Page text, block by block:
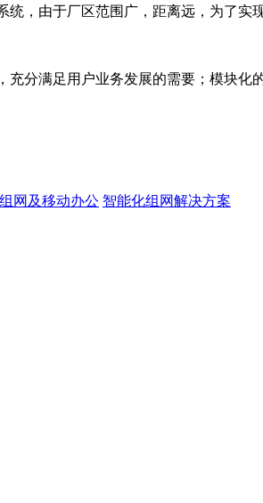
，由于厂区范围广，距离远，为了实
分满足用户业务发展的需要；模块化
网及移动办公 智能化组网解决方案